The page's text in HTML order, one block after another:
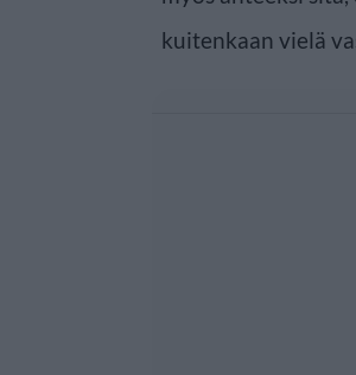
kuitenkaan vielä